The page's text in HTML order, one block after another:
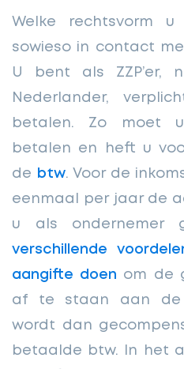
Welke rechtsvorm
sowieso in contact
U bent als ZZP’er,
Nederlander,
betalen. Zo moet
betalen en heft u
de
btw. Voor de
eenmaal per jaar de
u als ondernemer
verschillende
aangifte doen om de
af te staan aan de
wordt dan
betaalde btw. In het